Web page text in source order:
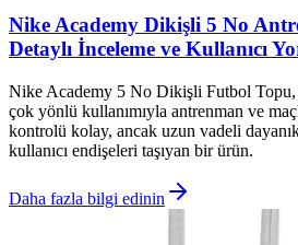
Nike Academy Dikişli 5 No
Detaylı İnceleme ve Kullanıcı
Nike Academy 5 No Dikişli Futbol Topu,
çok yönlü kullanımıyla antrenman ve
kontrolü kolay, ancak uzun vadeli
kullanıcı endişeleri taşıyan bir ürün.
Daha fazla bilgi edinin